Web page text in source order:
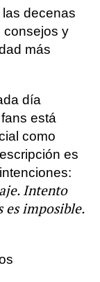
decenas
consejos y
más
día
está
como
es
Intento
es imposible.